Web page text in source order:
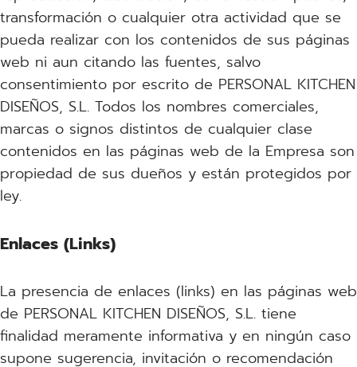
transformación o cualquier otra actividad que se
pueda realizar con los contenidos de sus páginas
web ni aun citando las fuentes, salvo
consentimiento por escrito de PERSONAL KITCHEN
DISEÑOS, S.L. Todos los nombres comerciales,
marcas o signos distintos de cualquier clase
contenidos en las páginas web de la Empresa son
propiedad de sus dueños y están protegidos por
ley.
Enlaces (Links)
La presencia de enlaces (links) en las páginas web
de PERSONAL KITCHEN DISEÑOS, S.L. tiene
finalidad meramente informativa y en ningún caso
supone sugerencia, invitación o recomendación